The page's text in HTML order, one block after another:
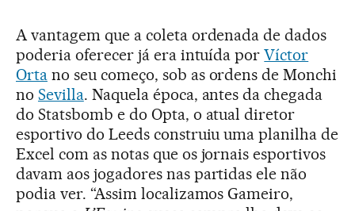
A vantagem que a coleta ordenada de dados
poderia oferecer já era intuída porVíctor
Ortano seu começo, sob as ordens de Monchi
no Sevilla. Naquela época, antes da chegada
do Statsbomb e do Opta, o atual diretor
esportivo do Leeds construiu uma planilha de
Excel com as notas que os jornais esportivos
davam aos jogadores nas partidas ele não
podia ver. “Assim localizamos Gameiro,